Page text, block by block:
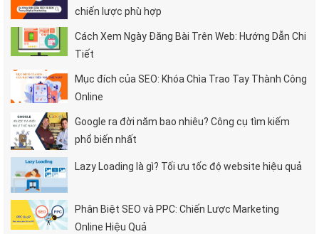
chiến lược phù hợp
Cách Xem Ngày Đăng Bài Trên Web: Hướng Dẫn Chi
Tiết
Mục đích của SEO: Khóa Chìa Trao Tay Thành Công
Online
Google ra đời năm bao nhiêu? Công cụ tìm kiếm
phổ biến nhất
Lazy Loading là gì? Tối ưu tốc độ website hiệu quả
Phân Biệt SEO và PPC: Chiến Lược Marketing
Online Hiệu Quả